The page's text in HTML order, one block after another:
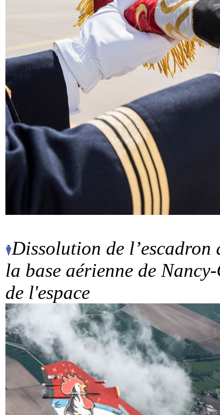
Dissolution de
la base aérienne de
de l'espace